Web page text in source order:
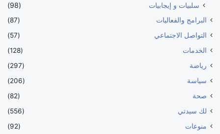
سلبيات و إيجابيات
(98)
البرامج والفعاليات
(87)
التواصل الاجتماعي
(57)
الخدمات
(128)
رياضة
(297)
سياسة
(206)
صحة
(82)
لك سيدتي
(556)
منوعات
(92)